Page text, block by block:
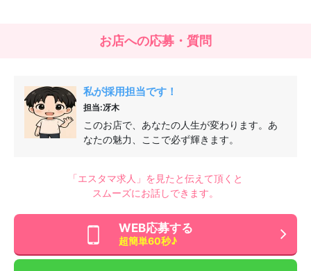
お店への応募・質問
私が採用担当です！
担当:冴木
このお店で、あなたの人生が変わります。あ
なたの魅力、ここで必ず輝きます。
「エスタマ求人」を見たと伝えて頂くと
スムーズにお話しできます。
WEB応募する
超簡単60秒♪